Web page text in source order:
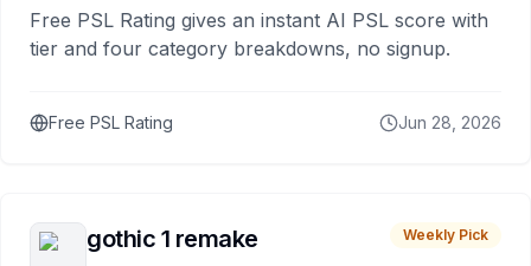
Free PSL Rating gives an instant AI PSL score with
tier and four category breakdowns, no signup.
Free PSL Rating Jun 28, 2026
gothic 1 remake Weekly Pick